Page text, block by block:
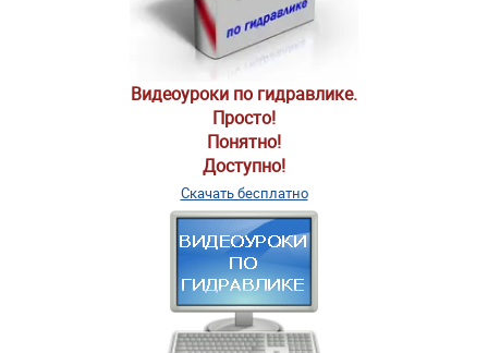
Видеоуроки по гидравлике.
Просто!
Понятно!
Доступно!
Скачать бесплатно